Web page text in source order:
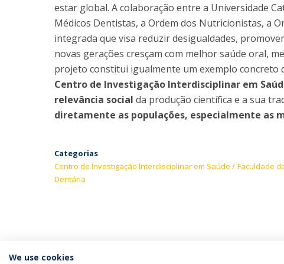
estar global. A colaboração entre a Universidade
Médicos Dentistas, a Ordem dos Nutricionistas, a
integrada que visa reduzir desigualdades,
novas gerações cresçam com melhor saúde oral,
projeto constitui igualmente um exemplo concreto
Centro de Investigação Interdisciplinar em
relevância social da produção científica e a sua
diretamente as populações, especialmente as
Categorias
Centro de Investigação Interdisciplinar em Saúde
Faculdade
Dentária
We use cookies